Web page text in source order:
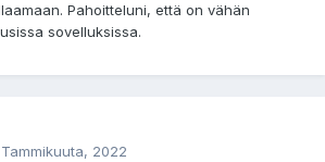
Pahoitteluni, että on vähän
sovelluksissa.
Tammikuuta, 2022